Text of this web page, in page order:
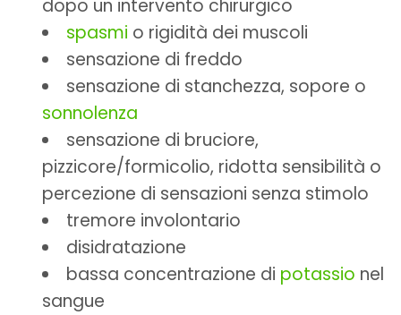
dopo un intervento chirurgico
spasmi o rigidità dei muscoli
sensazione di freddo
sensazione di stanchezza, sopore o
sonnolenza
sensazione di bruciore,
pizzicore/formicolio, ridotta sensibilità o
percezione di sensazioni senza stimolo
tremore involontario
disidratazione
bassa concentrazione di potassio nel
sangue